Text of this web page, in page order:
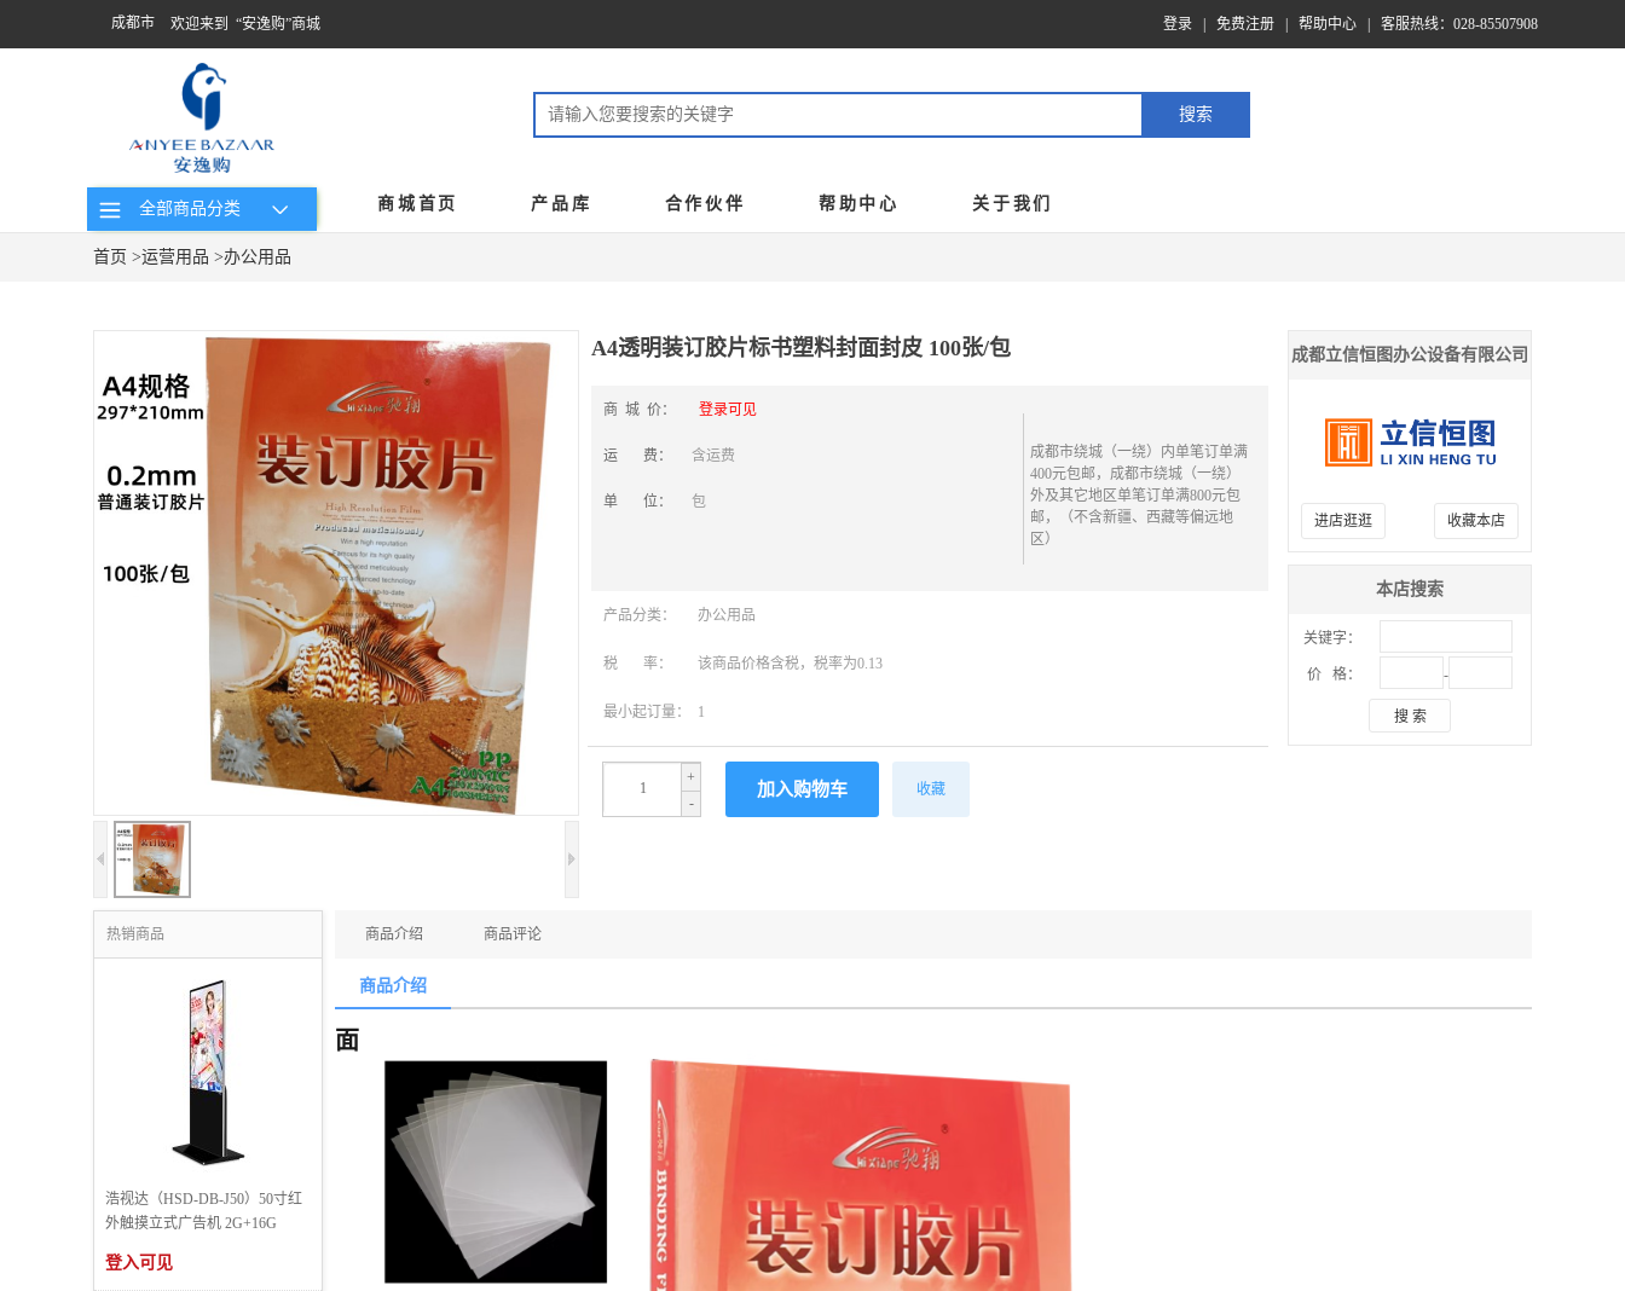
成都市 欢迎来到 “安逸购”商城 登录 免费注册 帮助中心 客服热线：028-85507908
全部商品分类 商城首页 产品库 合作伙伴 帮助中心 关于我们
首页 >运营用品 >办公用品
A4透明装订胶片标书塑料封面封皮 100张/包
商 城 价： 登录可见
运 费： 含运费
单 位： 包
成都市绕城（一绕）内单笔订单满
400元包邮，成都市绕城（一绕）
外及其它地区单笔订单满800元包
邮，（不含新疆、西藏等偏远地
区）
产品分类： 办公用品
税 率： 该商品价格含税，税率为0.13
最小起订量： 1
-
+
收藏
成都立信恒图办公设备有限公司
进店逛逛 收藏本店
本店搜索
关键字：
价 格： -
搜 索
热销商品
浩视达（HSD-DB-J50）50寸红
外触摸立式广告机 2G+16G
登入可见
商品介绍 商品评论
商品介绍
面